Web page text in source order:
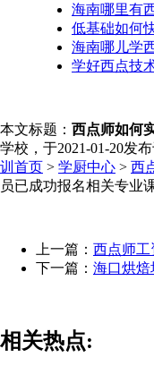
海南哪里有
低基础如何
海南哪儿学
学好西点技
本文标题： 西点师如何
学校，于2021-01-20发
训首页 > 学厨中心 > 西
员已成功报名相关专业
上一篇： 西点师工
下一篇： 海口烘焙
相关热点: